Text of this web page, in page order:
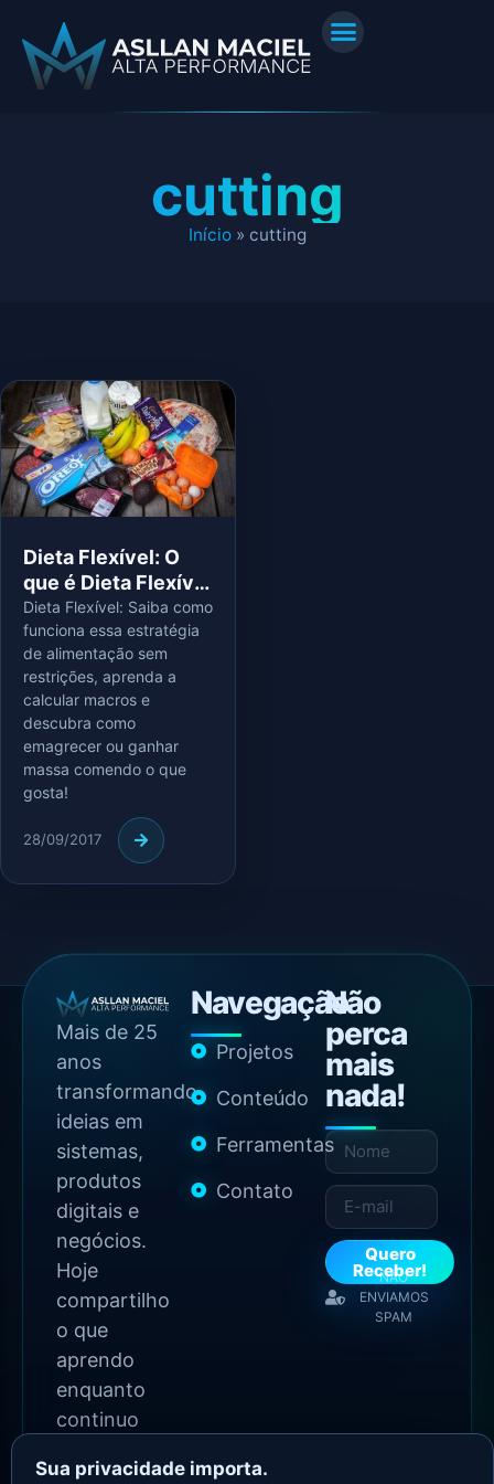
cutting
Início» cutting
Dieta Flexível: O
que é Dieta Flexível
e Como Começar?
Dieta Flexível: Saiba como
funciona essa estratégia
de alimentação sem
restrições, aprenda a
calcular macros e
descubra como
emagrecer ou ganhar
massa comendo o que
gosta!
28/09/2017
Mais de 25
anos
transformando
ideias em
sistemas,
produtos
digitais e
negócios.
Hoje
compartilho
o que
aprendo
enquanto
continuo
Navegação
Projetos
Conteúdo
Ferramentas
Contato
Não
perca
mais
nada!
Quero
Receber!
NÃO
ENVIAMOS
SPAM
Sua privacidade importa.